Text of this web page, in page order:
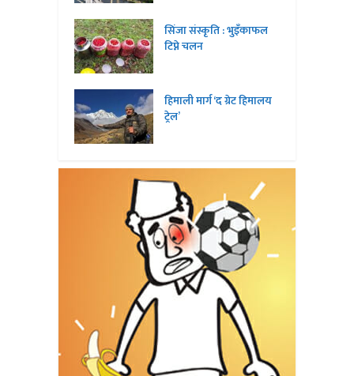
सिंजा संस्कृति : भुइँकाफल
टिप्ने चलन
हिमाली मार्ग ‘द ग्रेट हिमालय
ट्रेल’